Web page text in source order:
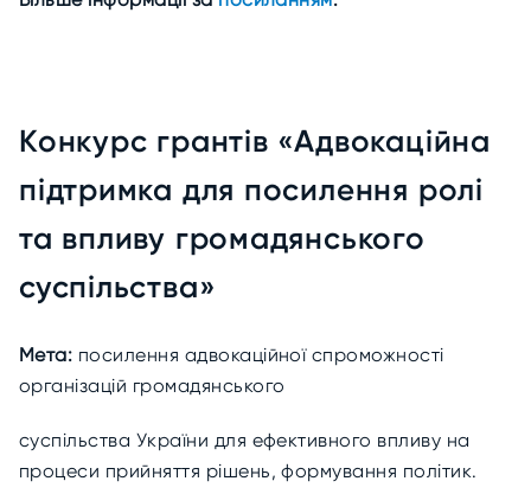
Конкурс грантів «Адвокаційна
підтримка для посилення ролі
та впливу громадянського
суспільства»
Мета: посилення адвокаційної спроможності
організацій громадянського
суспільства України для ефективного впливу на
процеси прийняття рішень, формування політик.